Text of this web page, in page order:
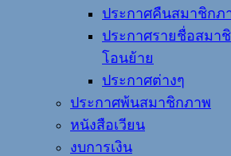
ประกาศคืนสมาชิกภ
ประกาศรายชื่อสมา
โอนย้าย
ประกาศต่างๆ
ประกาศพ้นสมาชิกภาพ
หนังสือเวียน
งบการเงิน